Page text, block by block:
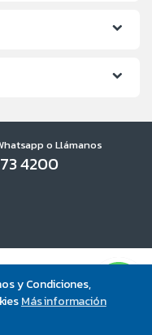
y Condiciones,
Más información
o Llámanos
4200